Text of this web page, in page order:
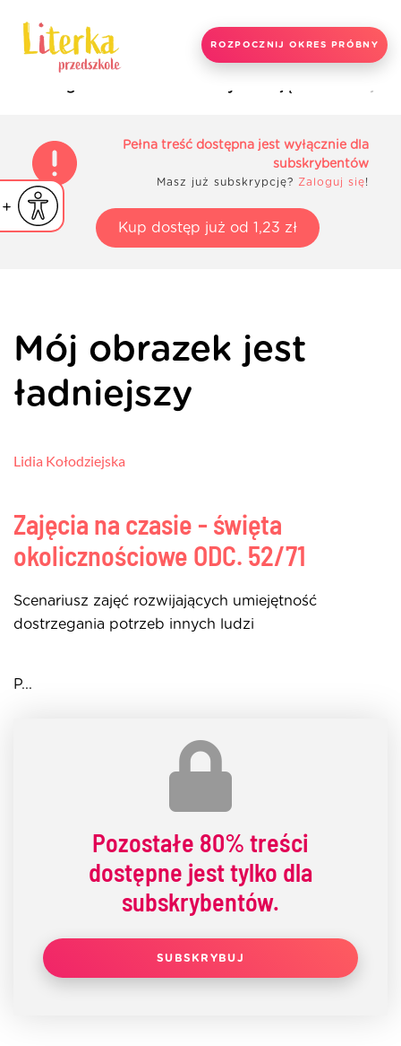
czcionkę
czcionka
Powiększ czcionkę
ROZPOCZNIJ OKRES PRÓBNY
Pełna treść dostępna jest wyłącznie dla
subskrybentów
Masz już subskrypcję? Zaloguj się!
Kup dostęp już od 1,23 zł
Mój obrazek jest
ładniejszy
Lidia Kołodziejska
Zajęcia na czasie - święta
okolicznościowe ODC. 52/71
Scenariusz zajęć rozwijających umiejętność
dostrzegania potrzeb innych ludzi
P...
Pozostałe 80% treści
dostępne jest tylko dla
subskrybentów.
SUBSKRYBUJ